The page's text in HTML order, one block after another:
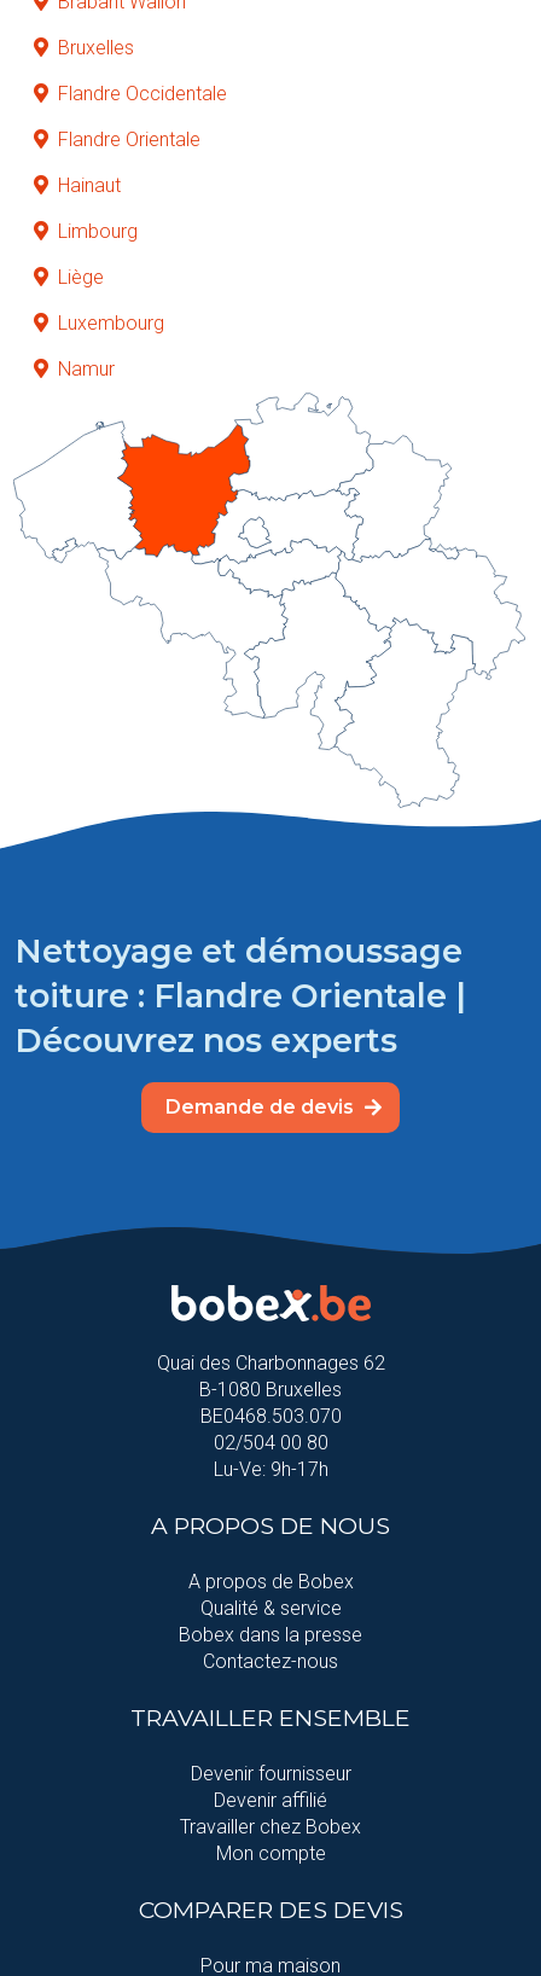
Bruxelles
Flandre Occidentale
Flandre Orientale
Hainaut
Limbourg
Liège
Luxembourg
Namur
Nettoyage et démoussage
toiture : Flandre Orientale |
Découvrez nos experts
Demande de devis
Quai des Charbonnages 62
B-1080 Bruxelles
BE0468.503.070
02/504 00 80
Lu-Ve: 9h-17h
A PROPOS DE NOUS
A propos de Bobex
Qualité & service
Bobex dans la presse
Contactez-nous
TRAVAILLER ENSEMBLE
Devenir fournisseur
Devenir affilié
Travailler chez Bobex
Mon compte
COMPARER DES DEVIS
Pour ma maison